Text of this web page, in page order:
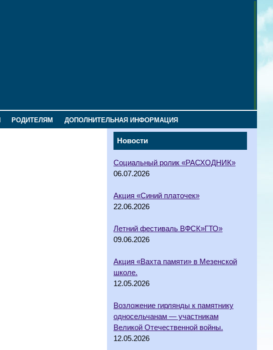
РОДИТЕЛЯМ ДОПОЛНИТЕЛЬНАЯ ИНФОРМАЦИЯ
Новости
Социальный ролик «РАСХОДНИК»
06.07.2026
Акция «Синий платочек»
22.06.2026
Летний фестиваль ВФСК»ГТО»
09.06.2026
Акция «Вахта памяти» в Мезенской
школе.
12.05.2026
Возложение гирлянды к памятнику
односельчанам — участникам
Великой Отечественной войны.
12.05.2026